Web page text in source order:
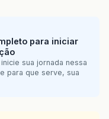
para iniciar
sua jornada nessa
para que serve, sua